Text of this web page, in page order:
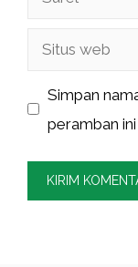
Situs
Simpan
peramban